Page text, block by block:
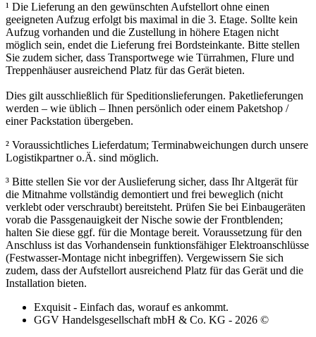
¹ Die Lieferung an den gewünschten Aufstellort ohne einen
geeigneten Aufzug erfolgt bis maximal in die 3. Etage. Sollte kein
Aufzug vorhanden und die Zustellung in höhere Etagen nicht
möglich sein, endet die Lieferung frei Bordsteinkante. Bitte stellen
Sie zudem sicher, dass Transportwege wie Türrahmen, Flure und
Treppenhäuser ausreichend Platz für das Gerät bieten.
Dies gilt ausschließlich für Speditionslieferungen. Paketlieferungen
werden – wie üblich – Ihnen persönlich oder einem Paketshop /
einer Packstation übergeben.
² Voraussichtliches Lieferdatum; Terminabweichungen durch unsere
Logistikpartner o.Ä. sind möglich.
³ Bitte stellen Sie vor der Auslieferung sicher, dass Ihr Altgerät für
die Mitnahme vollständig demontiert und frei beweglich (nicht
verklebt oder verschraubt) bereitsteht. Prüfen Sie bei Einbaugeräten
vorab die Passgenauigkeit der Nische sowie der Frontblenden;
halten Sie diese ggf. für die Montage bereit. Voraussetzung für den
Anschluss ist das Vorhandensein funktionsfähiger Elektroanschlüsse
(Festwasser-Montage nicht inbegriffen). Vergewissern Sie sich
zudem, dass der Aufstellort ausreichend Platz für das Gerät und die
Installation bieten.
Exquisit - Einfach das, worauf es ankommt.
GGV Handelsgesellschaft mbH & Co. KG - 2026 ©